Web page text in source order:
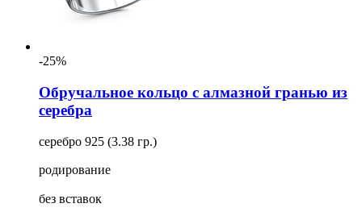
-25%
Обручальное кольцо с алмазной гранью из
серебра
серебро 925 (3.38 гр.)
родирование
без вставок